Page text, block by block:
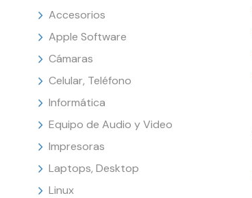
Accesorios
Apple Software
Cámaras
Celular, Teléfono
Informática
Equipo de Audio y Video
Impresoras
Laptops, Desktop
Linux